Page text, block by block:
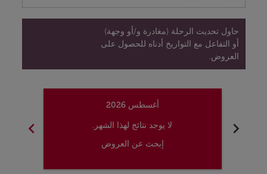
حاول تحديث الرحلة (مغادرة و/أو وجهة)
أو التفاعل مع التواريخ أدناه للحصول على
العروض.
chevron_left
أغسطس 2026
لا يوجد نتائج لهذا الشهر.
إبحث عن العروض
chevron_right